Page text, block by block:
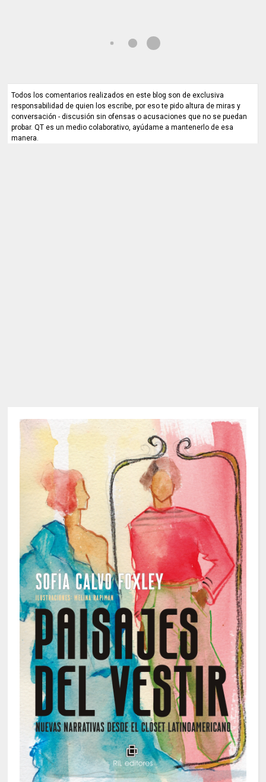
Todos los comentarios realizados en este blog son de exclusiva
responsabilidad de quien los escribe, por eso te pido altura de miras y
conversación - discusión sin ofensas o acusaciones que no se puedan
probar. QT es un medio colaborativo, ayúdame a mantenerlo de esa
manera.